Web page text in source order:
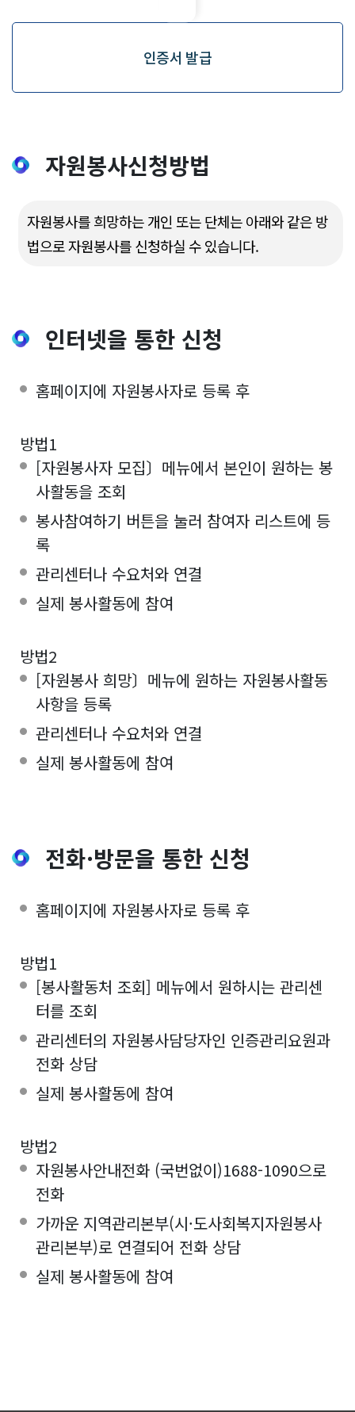
인증서 발급
자원봉사신청방법
자원봉사를 희망하는 개인 또는 단체는 아래와 같은 방
법으로 자원봉사를 신청하실 수 있습니다.
인터넷을 통한 신청
홈페이지에 자원봉사자로 등록 후
방법1
[자원봉사자 모집〕메뉴에서 본인이 원하는 봉
사활동을 조회
봉사참여하기 버튼을 눌러 참여자 리스트에 등
록
관리센터나 수요처와 연결
실제 봉사활동에 참여
방법2
[자원봉사 희망〕메뉴에 원하는 자원봉사활동
사항을 등록
관리센터나 수요처와 연결
실제 봉사활동에 참여
전화·방문을 통한 신청
홈페이지에 자원봉사자로 등록 후
방법1
[봉사활동처 조회] 메뉴에서 원하시는 관리센
터를 조회
관리센터의 자원봉사담당자인 인증관리요원과
전화 상담
실제 봉사활동에 참여
방법2
자원봉사안내전화 (국번없이)1688-1090으로
전화
가까운 지역관리본부(시·도사회복지자원봉사
관리본부)로 연결되어 전화 상담
실제 봉사활동에 참여